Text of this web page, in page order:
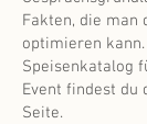
Fakten, die man
optimieren
Speisenkatalog
Event findest
Seite.